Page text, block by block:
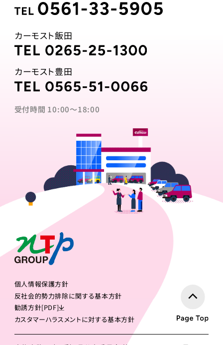
カーモスト飯田
カーモスト豊田
受付時間 10:00〜18:00
個人情報保護方針
反社会的勢力排除に関する基本方針
勧誘方針[PDF]
カスタマーハラスメントに対する基本方針